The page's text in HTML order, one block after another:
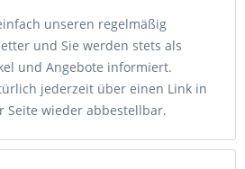
unseren regelmäßig
und Sie werden stets als
und Angebote informiert.
jederzeit über einen Link in
Seite wieder abbestellbar.